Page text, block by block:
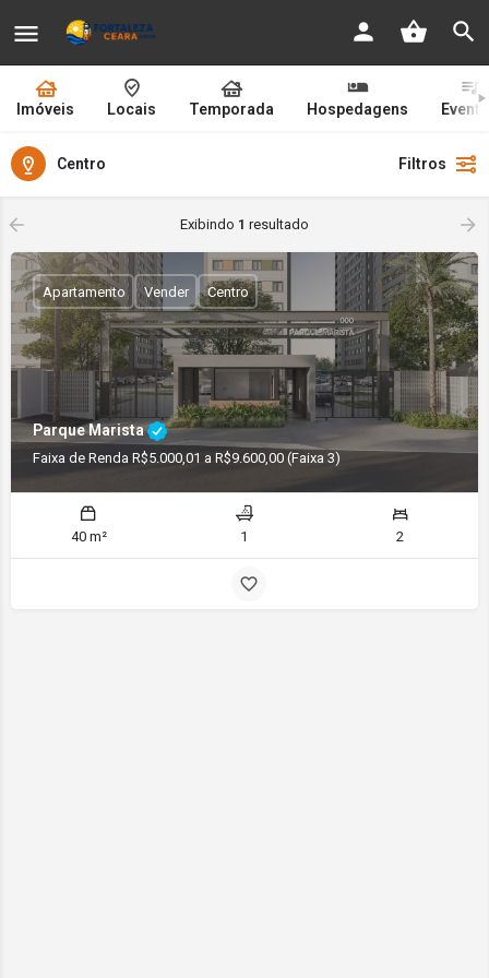
Imóveis Locais Temporada Hospedagens
Centro Filtros
Exibindo 1 resultado
Parque Marista
Faixa de Renda R$5.000,01 a R$9.600,00 (Faixa 3)
Apartamento Vender Centro
40 m² 1 2